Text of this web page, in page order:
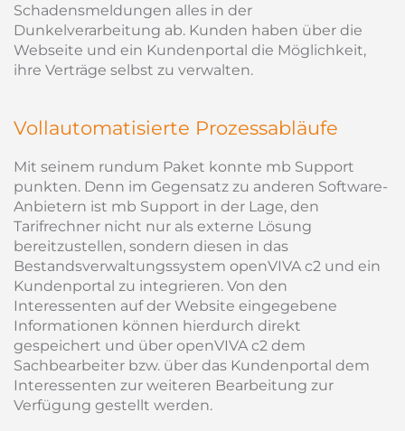
Schadensmeldungen alles in der
Dunkelverarbeitung ab. Kunden haben über die
Webseite und ein Kundenportal die Möglichkeit,
ihre Verträge selbst zu verwalten.
Vollautomatisierte Prozessabläufe
Mit seinem rundum Paket konnte mb Support
punkten. Denn im Gegensatz zu anderen Software-
Anbietern ist mb Support in der Lage, den
Tarifrechner nicht nur als externe Lösung
bereitzustellen, sondern diesen in das
Bestandsverwaltungssystem openVIVA c2 und ein
Kundenportal zu integrieren. Von den
Interessenten auf der Website eingegebene
Informationen können hierdurch direkt
gespeichert und über openVIVA c2 dem
Sachbearbeiter bzw. über das Kundenportal dem
Interessenten zur weiteren Bearbeitung zur
Verfügung gestellt werden.